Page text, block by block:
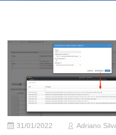
31/01/2022 Adriano